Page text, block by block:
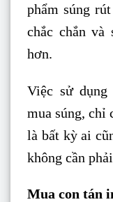
phẩm súng
chắc chắn và
hơn.
Việc sử
mua súng, chỉ
là bất kỳ ai
không cần
Mua con tán